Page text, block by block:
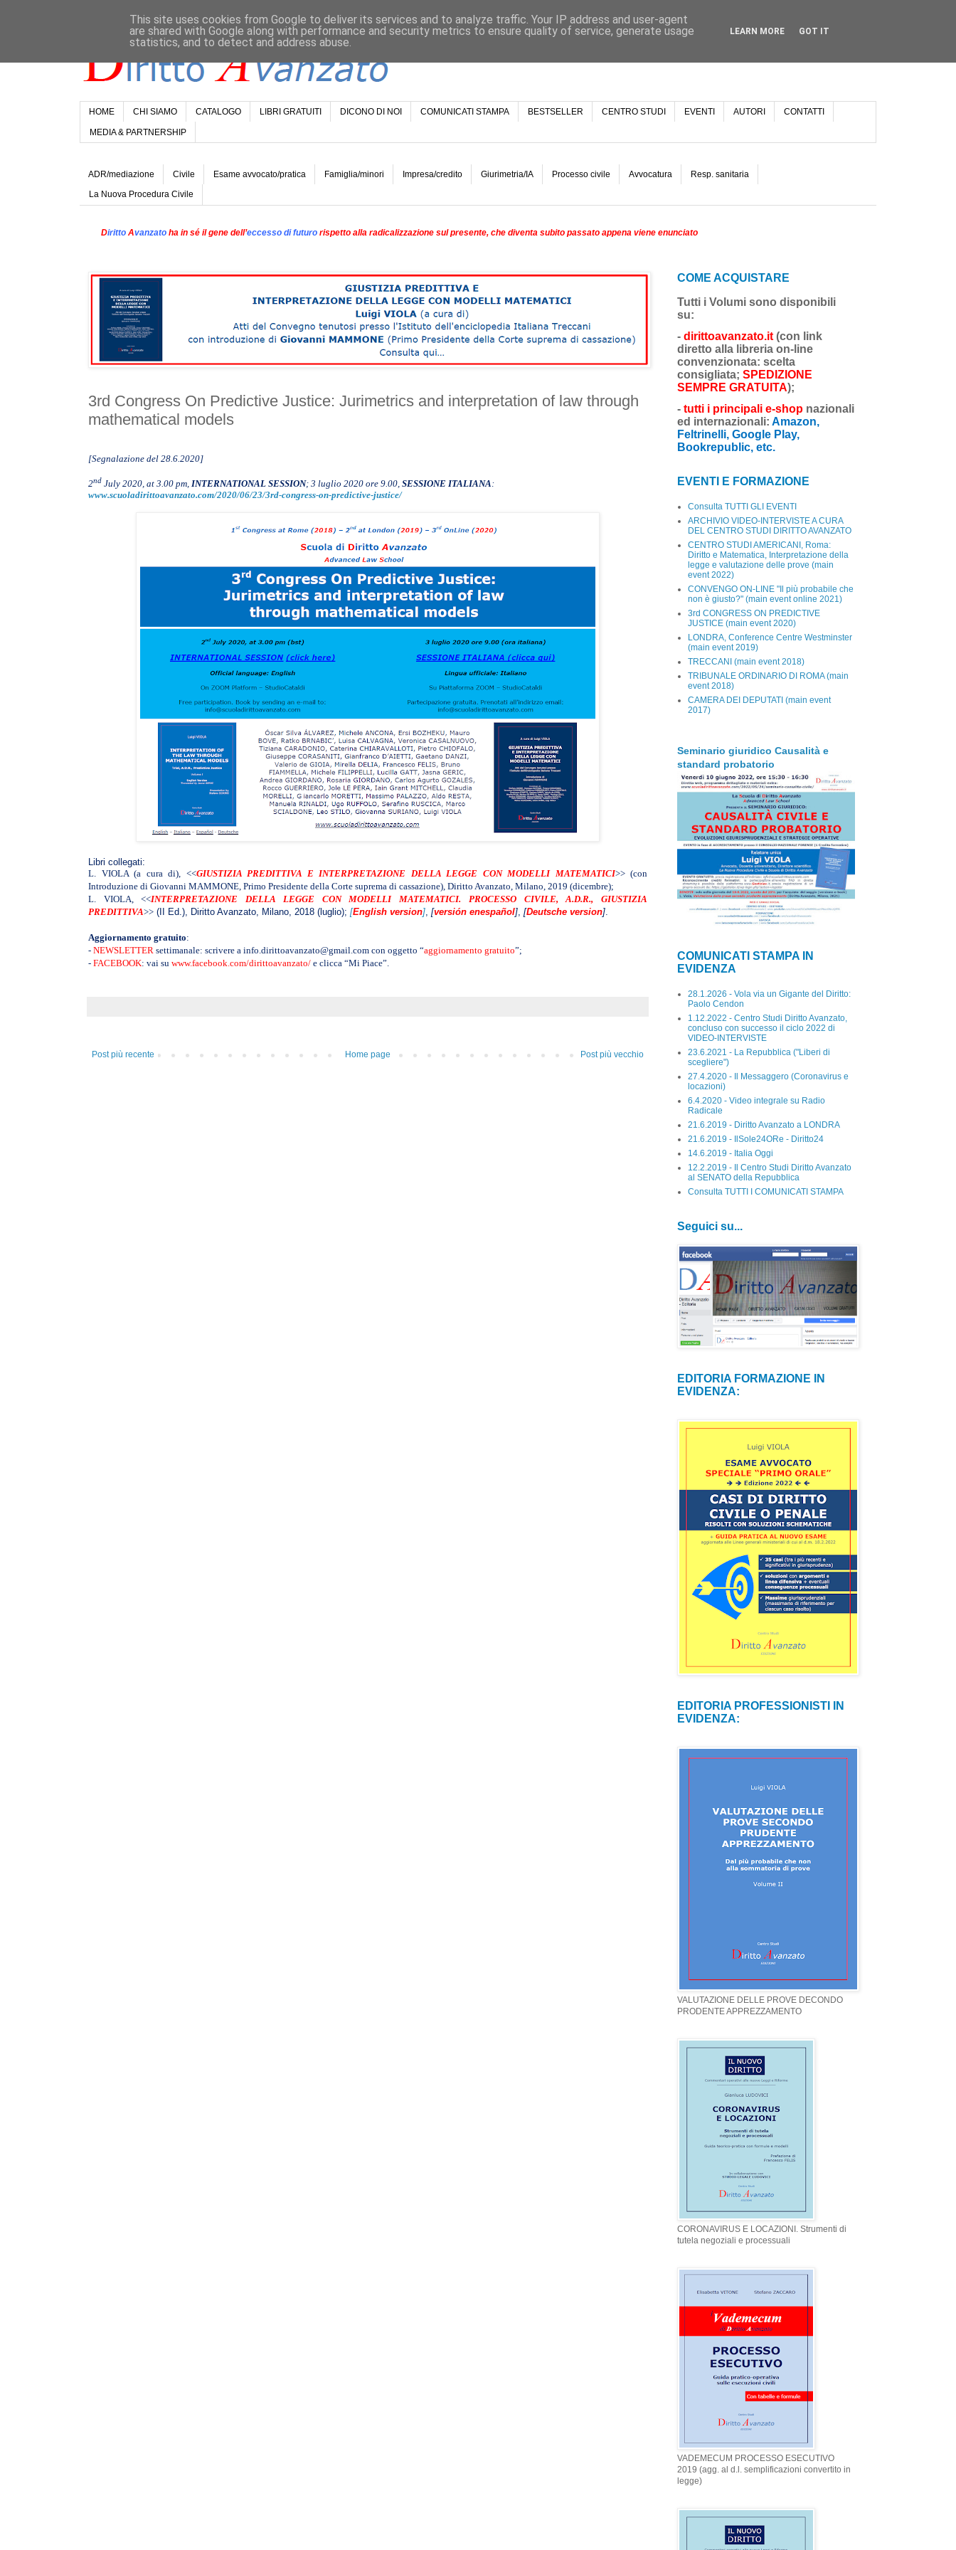
HOME CHI SIAMO CATALOGO LIBRI GRATUITI DICONO DI NOI COMUNICATI STAMPA BESTSELLER CENTRO STUDI EVENTI AUTORI CONTATTI
MEDIA & PARTNERSHIP
ADR/mediazione Civile Esame avvocato/pratica Famiglia/minori Impresa/credito Giurimetria/IA Processo civile Avvocatura Resp. sanitaria
La Nuova Procedura Civile
Diritto Avanzato ha in sé il gene dell’eccesso di futuro rispetto alla radicalizzazione sul presente, che diventa subito passato appena viene enunciato
3rd Congress On Predictive Justice: Jurimetrics and interpretation of law through
mathematical models
[Segnalazione del 28.6.2020]
2nd July 2020, at 3.00 pm, INTERNATIONAL SESSION; 3 luglio 2020 ore 9.00, SESSIONE ITALIANA:
www.scuoladirittoavanzato.com/2020/06/23/3rd-congress-on-predictive-justice/
Libri collegati:
L. VIOLA (a cura di), <<GIUSTIZIA PREDITTIVA E INTERPRETAZIONE DELLA LEGGE CON MODELLI MATEMATICI>> (con
Introduzione di Giovanni MAMMONE, Primo Presidente della Corte suprema di cassazione), Diritto Avanzato, Milano, 2019 (dicembre);
L. VIOLA,<<INTERPRETAZIONE DELLA LEGGE CON MODELLI MATEMATICI. PROCESSO CIVILE, A.D.R., GIUSTIZIA
PREDITTIVA>> (II Ed.), Diritto Avanzato, Milano, 2018 (luglio); [English version], [versión enespañol], [Deutsche version].
Aggiornamento gratuito:
- NEWSLETTER settimanale: scrivere a info.dirittoavanzato@gmail.com con oggetto “aggiornamento gratuito”;
- FACEBOOK: vai su www.facebook.com/dirittoavanzato/ e clicca “Mi Piace”.
Post più recente Post più vecchio
Home page
COME ACQUISTARE
Tutti i Volumi sono disponibili
su:
- dirittoavanzato.it (con link
diretto alla libreria on-line
convenzionata: scelta
consigliata; SPEDIZIONE
SEMPRE GRATUITA);
- tutti i principali e-shop nazionali
ed internazionali: Amazon,
Feltrinelli, Google Play,
Bookrepublic, etc.
EVENTI E FORMAZIONE
Consulta TUTTI GLI EVENTI
ARCHIVIO VIDEO-INTERVISTE A CURA
DEL CENTRO STUDI DIRITTO AVANZATO
CENTRO STUDI AMERICANI, Roma:
Diritto e Matematica, Interpretazione della
legge e valutazione delle prove (main
event 2022)
CONVENGO ON-LINE "Il più probabile che
non è giusto?" (main event online 2021)
3rd CONGRESS ON PREDICTIVE
JUSTICE (main event 2020)
LONDRA, Conference Centre Westminster
(main event 2019)
TRECCANI (main event 2018)
TRIBUNALE ORDINARIO DI ROMA (main
event 2018)
CAMERA DEI DEPUTATI (main event
2017)
Seminario giuridico Causalità e
standard probatorio
COMUNICATI STAMPA IN
EVIDENZA
28.1.2026 - Vola via un Gigante del Diritto:
Paolo Cendon
1.12.2022 - Centro Studi Diritto Avanzato,
concluso con successo il ciclo 2022 di
VIDEO-INTERVISTE
23.6.2021 - La Repubblica ("Liberi di
scegliere")
27.4.2020 - Il Messaggero (Coronavirus e
locazioni)
6.4.2020 - Video integrale su Radio
Radicale
21.6.2019 - Diritto Avanzato a LONDRA
21.6.2019 - IlSole24ORe - Diritto24
14.6.2019 - Italia Oggi
12.2.2019 - Il Centro Studi Diritto Avanzato
al SENATO della Repubblica
Consulta TUTTI I COMUNICATI STAMPA
Seguici su...
EDITORIA FORMAZIONE IN
EVIDENZA:
EDITORIA PROFESSIONISTI IN
EVIDENZA:
VALUTAZIONE DELLE PROVE DECONDO
PRODENTE APPREZZAMENTO
CORONAVIRUS E LOCAZIONI. Strumenti di
tutela negoziali e processuali
VADEMECUM PROCESSO ESECUTIVO
2019 (agg. al d.l. semplificazioni convertito in
legge)
This site uses cookies from Google to deliver its services and to analyze traffic. Your IP address and user-agent
are shared with Google along with performance and security metrics to ensure quality of service, generate usage
statistics, and to detect and address abuse.
LEARN MORE GOT IT